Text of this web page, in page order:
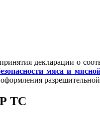
декларации о
мяса и
ТС